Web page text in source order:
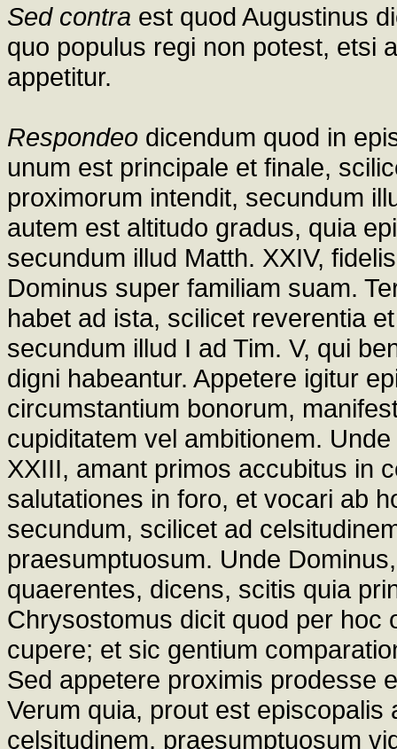
Sed contra est quod Augustinus
quo populus regi non potest, etsi
appetitur.
Respondeo dicendum quod in
unum est principale et finale,
proximorum intendit, secundum
autem est altitudo gradus, quia
secundum illud Matth. XXIV,
Dominus super familiam suam.
habet ad ista, scilicet reverentia
secundum illud I ad Tim. V, qui
digni habeantur. Appetere igitur
circumstantium bonorum,
cupiditatem vel ambitionem.
XXIII, amant primos accubitus in
salutationes in foro, et vocari ab
secundum, scilicet ad
praesumptuosum. Unde
quaerentes, dicens, scitis quia
Chrysostomus dicit quod per hoc
cupere; et sic gentium
Sed appetere proximis prodesse
Verum quia, prout est
celsitudinem, praesumptuosum